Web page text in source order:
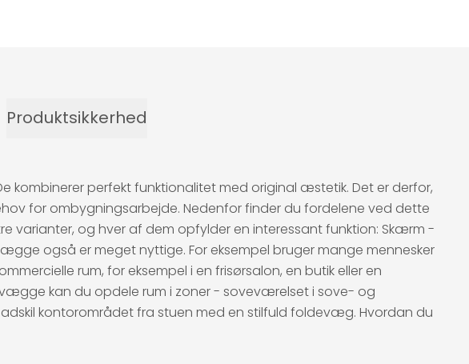
Produktsikkerhed
kombinerer perfekt funktionalitet med original æstetik. Det er derfor,
for ombygningsarbejde. Nedenfor finder du fordelene ved dette
varianter, og hver af dem opfylder en interessant funktion: Skærm -
også er meget nyttige. For eksempel bruger mange mennesker
rum, for eksempel i en frisørsalon, en butik eller en
kan du opdele rum i zoner - soveværelset i sove- og
kontorområdet fra stuen med en stilfuld foldevæg. Hvordan du